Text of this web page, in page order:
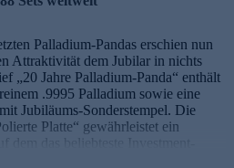
Ihre Sammlung einreihen.
Palladium-Pandas erschien nun
Attraktivität dem Jubilar in nichts
„20 Jahre Palladium-Panda“ enthält
.9995 Palladium sowie eine
Jubiläums-Sonderstempel. Die
Platte“ gewährleistet ein
dem das beliebteste Investment-
zur Geltung kommt. Ein